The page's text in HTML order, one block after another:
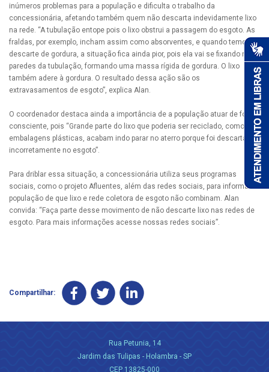
inúmeros problemas para a população e dificulta o trabalho da
concessionária, afetando também quem não descarta indevidamente lixo
na rede. “A tubulação entope pois o lixo obstrui a passagem do esgoto. As
fraldas, por exemplo, incham assim como absorventes, e quando temos o
descarte de gordura, a situação fica ainda pior, pois ela vai se fixando nas
paredes da tubulação, formando uma massa rígida de gordura. O lixo
também adere à gordura. O resultado dessa ação são os
extravasamentos de esgoto”, explica Alan.
O coordenador destaca ainda a importância de a população atuar de forma
consciente, pois “Grande parte do lixo que poderia ser reciclado, como
embalagens plásticas, acabam indo parar no aterro porque foi descartada
incorretamente no esgoto”.
Para driblar essa situação, a concessionária utiliza seus programas
sociais, como o projeto Afluentes, além das redes sociais, para informar a
população de que lixo e rede coletora de esgoto não combinam. Alan
convida: “Faça parte desse movimento de não descarte lixo nas redes de
esgoto. Para mais informações acesse nossas redes sociais”.
Compartilhar:
Rua Petunia, 14
Jardim das Tulipas - Holambra - SP
CEP 13825-000